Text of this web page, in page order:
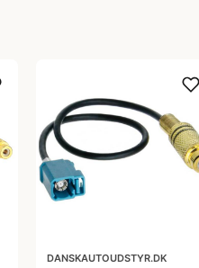
DANSKAUTOUDSTYR.DK